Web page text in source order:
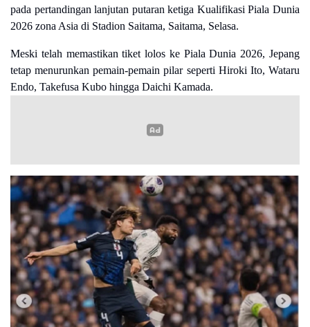
pada pertandingan lanjutan putaran ketiga Kualifikasi Piala Dunia
2026 zona Asia di Stadion Saitama, Saitama, Selasa.
Meski telah memastikan tiket lolos ke Piala Dunia 2026, Jepang
tetap menurunkan pemain-pemain pilar seperti Hiroki Ito, Wataru
Endo, Takefusa Kubo hingga Daichi Kamada.